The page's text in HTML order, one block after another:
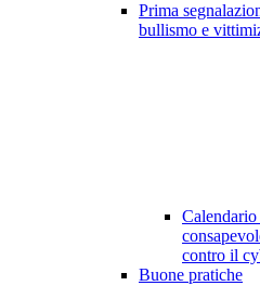
Prima
bullismo e
contro il
Buone pratiche